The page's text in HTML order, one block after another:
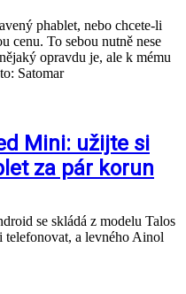
phablet, nebo chcete-li
cenu. To sebou nutně nese
opravdu je, ale k mému
Satomar
Mini: užijte si
za pár korun
se skládá z modelu Talos
telefonovat, a levného Ainol